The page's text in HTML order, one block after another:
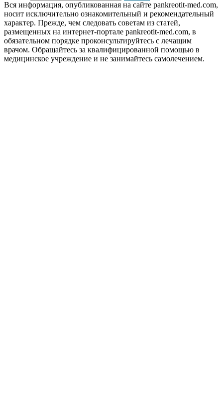
Вся информация, опубликованная на сайте pankreotit-med.com,
носит исключительно ознакомительный и рекомендательный
характер. Прежде, чем следовать советам из статей,
размещенных на интернет-портале pankreotit-med.com, в
обязательном порядке проконсультируйтесь с лечащим
врачом. Обращайтесь за квалифицированной помощью в
медицинское учреждение и не занимайтесь самолечением.